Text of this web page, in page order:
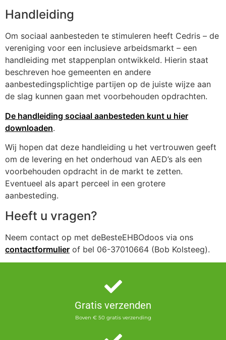
Handleiding
Om sociaal aanbesteden te stimuleren heeft Cedris – de
vereniging voor een inclusieve arbeidsmarkt – een
handleiding met stappenplan ontwikkeld. Hierin staat
beschreven hoe gemeenten en andere
aanbestedingsplichtige partijen op de juiste wijze aan
de slag kunnen gaan met voorbehouden opdrachten.
De handleiding sociaal aanbesteden kunt u hier
downloaden.
Wij hopen dat deze handleiding u het vertrouwen geeft
om de levering en het onderhoud van AED’s als een
voorbehouden opdracht in de markt te zetten.
Eventueel als apart perceel in een grotere
aanbesteding.
Heeft u vragen?
Neem contact op met deBesteEHBOdoos via ons
contactformulier of bel 06-37010664 (Bob Kolsteeg).
Gratis verzenden
Boven € 50 gratis verzending